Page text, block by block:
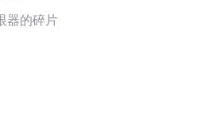
器的碎片